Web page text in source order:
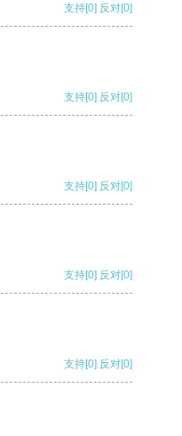
支持[0] 反对[0]
支持[0] 反对[0]
支持[0] 反对[0]
支持[0] 反对[0]
支持[0] 反对[0]